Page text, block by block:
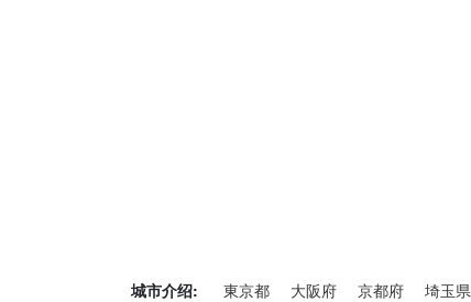
城市介绍: 東京都 大阪府 京都府 埼玉県